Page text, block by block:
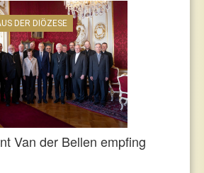
DER DIÖZESE
Van der Bellen empfing